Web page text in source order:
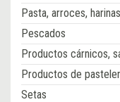
Pasta, arroces,
Pescados
Productos cárnicos,
Productos de
Setas